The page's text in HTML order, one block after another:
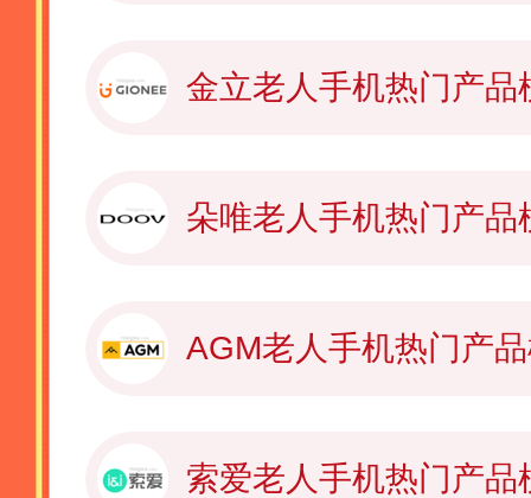
金立老人手机热门产品
朵唯老人手机热门产品
AGM老人手机热门产
索爱老人手机热门产品